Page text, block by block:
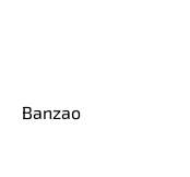
Banzao